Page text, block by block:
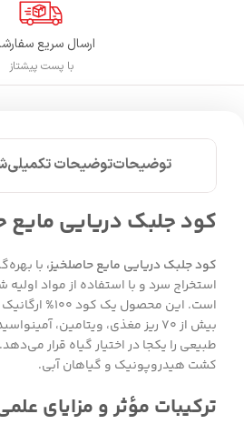
ارسال سریع
با پست پیشتاز
توضیحاتتوضیحات تکمیلی
کود جلبک دریایی مایع
کود جلبک دریایی مایع حاصلخیز، با
است. این محصول
بیش از ۷۰ ریز مغذی، ویتامین،
طبیعی را یکجا در اختیار گیاه قرار
کشت هیدروپونیک و گیاهان آبی.
ترکیبات مؤثر و مزایای